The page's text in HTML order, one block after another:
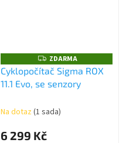
Z
D
A
R
ZDARMA
Cyklopočítač Sigma ROX
11.1 Evo, se senzory
Na dotaz(1 sada)
6 299 Kč